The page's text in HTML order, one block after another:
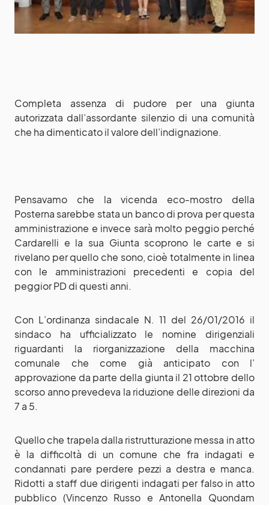
Completa assenza di pudore per una giunta
autorizzata dall’assordante silenzio di una comunità
che ha dimenticato il valore dell’indignazione.
Pensavamo che la vicenda eco-mostro della
Posterna sarebbe stata un banco di prova per questa
amministrazione e invece sarà molto peggio perché
Cardarelli e la sua Giunta scoprono le carte e si
rivelano per quello che sono, cioè totalmente in linea
con le amministrazioni precedenti e copia del
peggior PD di questi anni.
Con L’ordinanza sindacale N. 11 del 26/01/2016 il
sindaco ha ufficializzato le nomine dirigenziali
riguardanti la riorganizzazione della macchina
comunale che come già anticipato con l’
approvazione da parte della giunta il 21 ottobre dello
scorso anno prevedeva la riduzione delle direzioni da
7 a 5.
Quello che trapela dalla ristrutturazione messa in atto
è la difficoltà di un comune che fra indagati e
condannati pare perdere pezzi a destra e manca.
Ridotti a staff due dirigenti indagati per falso in atto
pubblico (Vincenzo Russo e Antonella Quondam